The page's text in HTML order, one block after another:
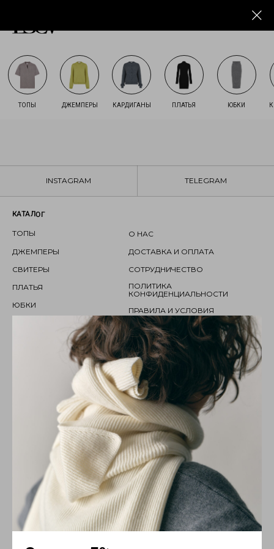
ТОПЫ ДЖЕМПЕРЫ ПЛАТЬЯ ЮБКИ
КАРДИГАНЫ
INSTAGRAM TELEGRAM
КАТАЛОГ
Подписывайтесь на обновления,
скидки и специальные предложения
ТОПЫ О НАС
ДЖЕМПЕРЫ
СВИТЕРЫ
ПЛАТЬЯ
ЮБКИ
ДОСТАВКА И ОПЛАТА
КАК ПРОЙТИ
СОТРУДНИЧЕСТВО
ПОЛИТИКА
КОНФИДЕНЦИАЛЬНОСТИ
ПРАВИЛА И УСЛОВИЯ